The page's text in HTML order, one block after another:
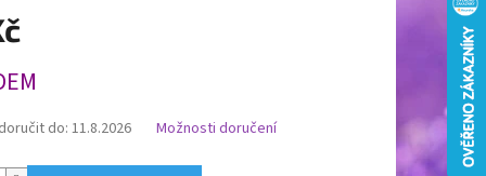
do: 11.8.2026 Možnosti doručení